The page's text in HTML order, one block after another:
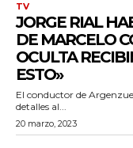
TV
JORGE RIAL
DE MARCELO
OCULTA
ESTO»
El conductor de
detalles al...
20 marzo, 2023